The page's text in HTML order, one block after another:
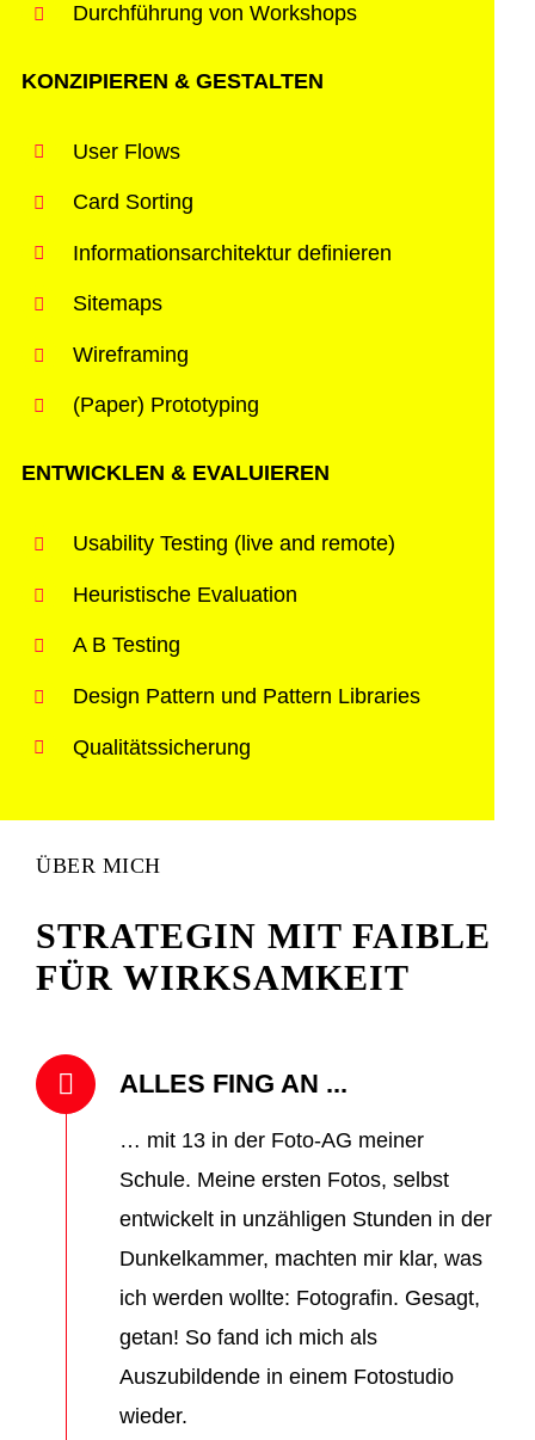
Durchführung von Workshops
KONZIPIEREN & GESTALTEN
User Flows
Card Sorting
Informationsarchitektur definieren
Sitemaps
Wireframing
(Paper) Prototyping
ENTWICKLEN & EVALUIEREN
Usability Testing (live and remote)
Heuristische Evaluation
A B Testing
Design Pattern und Pattern Libraries
Qualitätssicherung
ÜBER MICH
STRATEGIN MIT FAIBLE
FÜR WIRKSAMKEIT
ALLES FING AN ...
… mit 13 in der Foto-AG meiner
Schule. Meine ersten Fotos, selbst
entwickelt in unzähligen Stunden in der
Dunkelkammer, machten mir klar, was
ich werden wollte: Fotografin. Gesagt,
getan! So fand ich mich als
Auszubildende in einem Fotostudio
wieder.